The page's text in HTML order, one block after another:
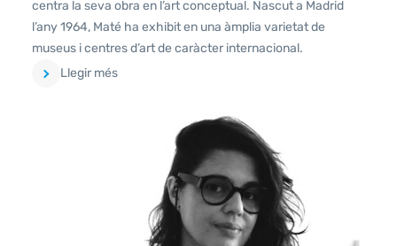
centra la seva obra en l’art conceptual. Nascut a Madrid
l’any 1964, Maté ha exhibit en una àmplia varietat de
museus i centres d’art de caràcter internacional.
Llegir més